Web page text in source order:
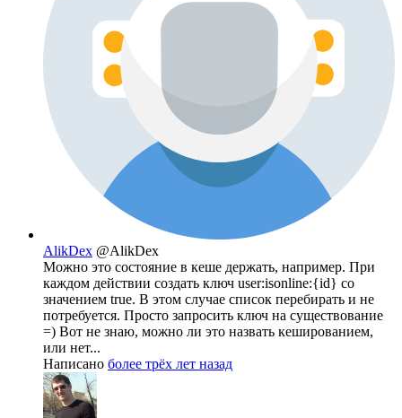
AlikDex @AlikDex
Можно это состояние в кеше держать, например. При
каждом действии создать ключ user:isonline:{id} со
значением true. В этом случае список перебирать и не
потребуется. Просто запросить ключ на существование
=) Вот не знаю, можно ли это назвать кешированием,
или нет...
Написано более трёх лет назад